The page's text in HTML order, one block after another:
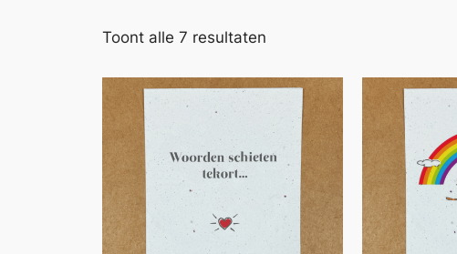
Toont alle 7 resultaten
nieuwste